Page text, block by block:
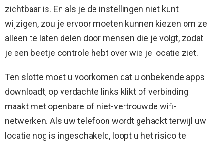
zichtbaar is. En als je de instellingen niet kunt
wijzigen, zou je ervoor moeten kunnen kiezen om ze
alleen te laten delen door mensen die je volgt, zodat
je een beetje controle hebt over wie je locatie ziet.
Ten slotte moet u voorkomen dat u onbekende apps
downloadt, op verdachte links klikt of verbinding
maakt met openbare of niet-vertrouwde wifi-
netwerken. Als uw telefoon wordt gehackt terwijl uw
locatie nog is ingeschakeld, loopt u het risico te